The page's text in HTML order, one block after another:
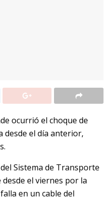
ocurrió el choque de
desde el día anterior,
Sistema de Transporte
el viernes por la
en un cable del